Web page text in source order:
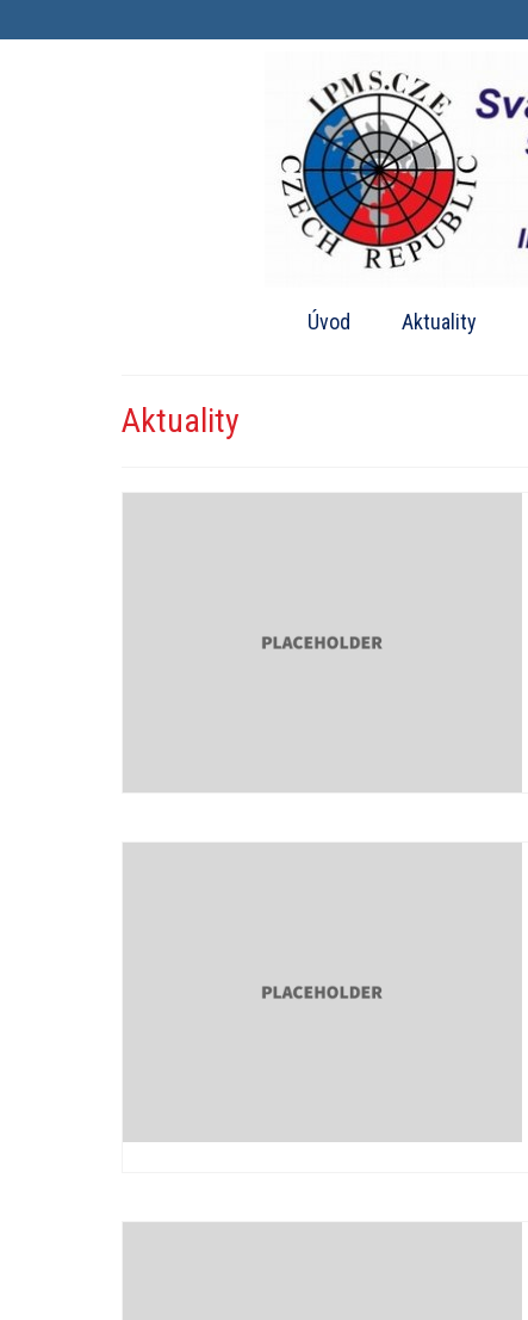
Úvod Aktuality
Aktuality